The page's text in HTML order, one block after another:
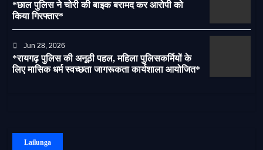
*छाल पुलिस ने चोरी की बाइक बरामद कर आरोपी को
किया गिरफ्तार*
Jun 28, 2026
*रायगढ़ पुलिस की अनूठी पहल, महिला पुलिसकर्मियों के
लिए मासिक धर्म स्वच्छता जागरूकता कार्यशाला आयोजित*
Lailunga